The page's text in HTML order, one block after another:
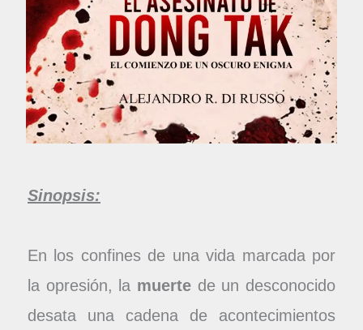
Sinopsis:
En los confines de una vida marcada por
la opresión, la muerte de un desconocido
desata una cadena de acontecimientos